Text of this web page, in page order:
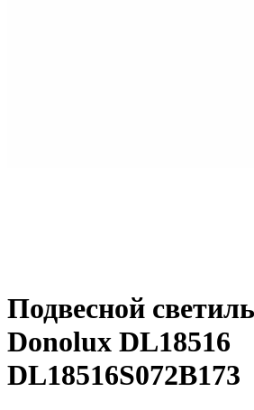
Подвесной
Donolux DL18516
DL18516S072B173